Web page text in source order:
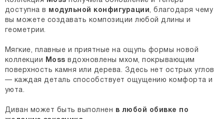
доступна в модульной конфигурации, благодаря чему
вы можете создавать композиции любой длины и
геометрии.
Мягкие, плавные и приятные на ощупь формы новой
коллекции
Moss вдохновлены мхом, покрывающим
поверхность камня или дерева. Здесь нет острых углов
— каждая деталь способствует ощущению комфорта и
уюта.
Диван может быть выполнен в любой обивке по